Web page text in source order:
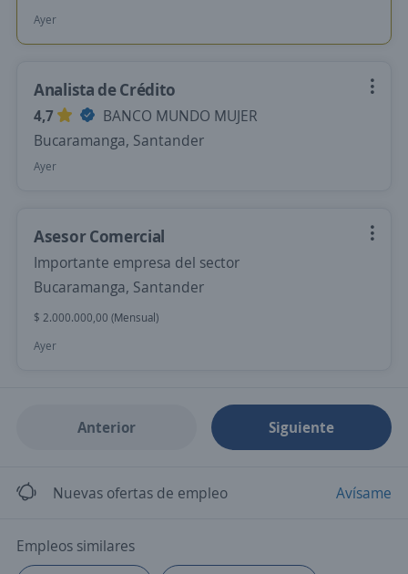
Ayer
Analista de Crédito
4,7
BANCO MUNDO MUJER
Bucaramanga, Santander
Ayer
Asesor Comercial
Importante empresa del sector
Bucaramanga, Santander
$ 2.000.000,00 (Mensual)
Ayer
Anterior Siguiente
Nuevas ofertas de empleo Avísame
Empleos similares